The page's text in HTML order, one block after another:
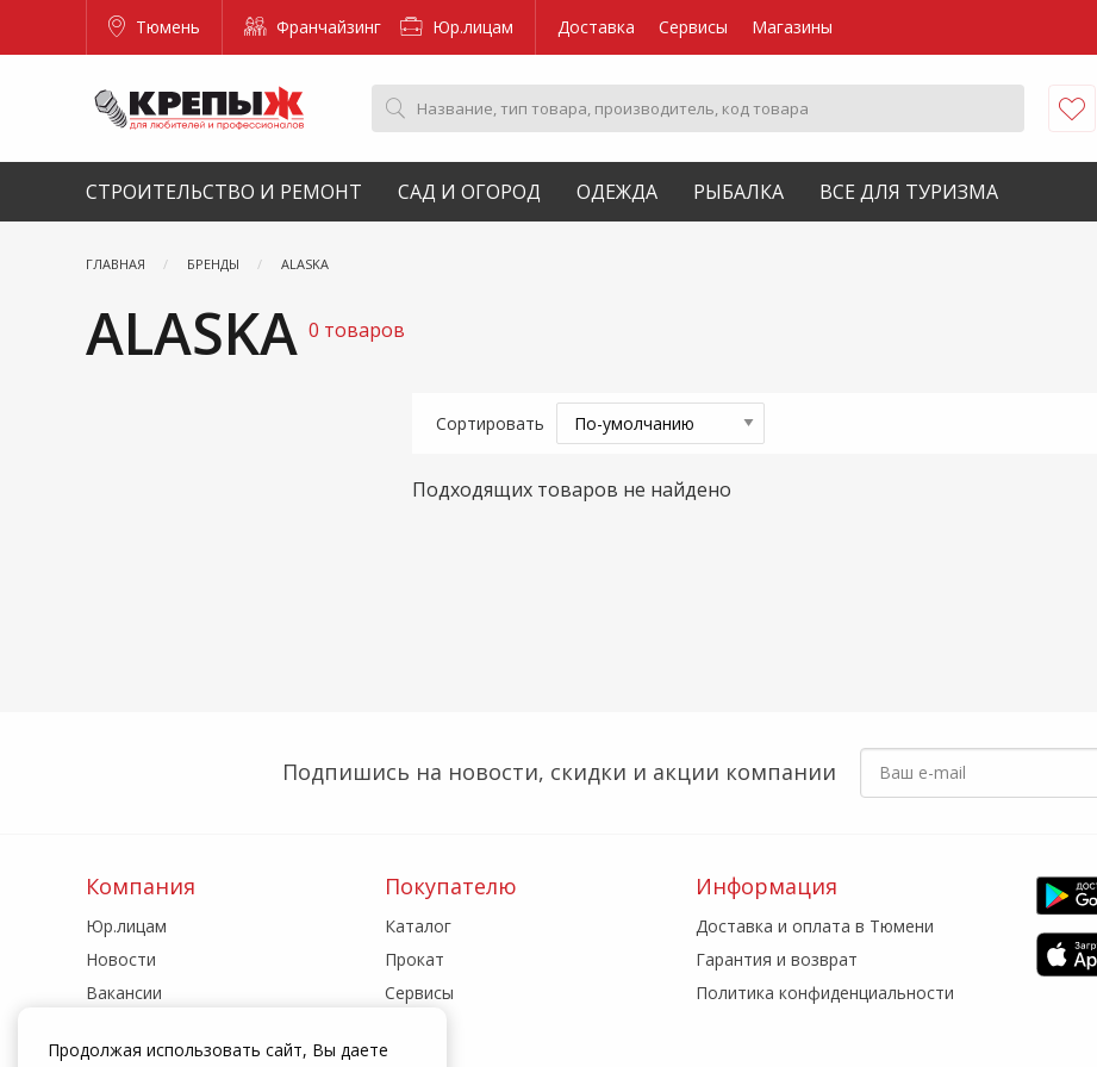
Тюмень Франчайзинг Юр.лицам Доставка Сервисы Магазины
СТРОИТЕЛЬСТВО И РЕМОНТ САД И ОГОРОД ОДЕЖДА РЫБАЛКА ВСЕ ДЛЯ ТУРИЗМА
ГЛАВНАЯ БРЕНДЫ ALASKA
ALASKA 0 товаров
Сортировать
Подходящих товаров не найдено
Подпишись на новости, скидки и акции компании
Компания
Юр.лицам
Новости
Вакансии
Адреса магазинов
Покупателю
Каталог
Прокат
Сервисы
Статьи
Информация
Доставка и оплата в Тюмени
Гарантия и возврат
Политика конфиденциальности
Продолжая использовать сайт, Вы даете